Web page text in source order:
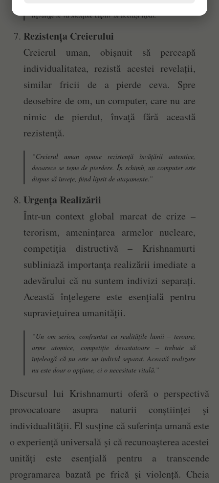
înfrânge te va menține captiv în același tipar.”
Rezistența Creierului
Creierul uman, obișnuit să perceapă
individualitatea, rezistă acestei revelații,
similar fricii de a pierde ceva. Spre
deosebire de om, un computer, care nu are
nimic de pierdut, învață fără această
rezistență.
“Creierul uman opune rezistență învățării autentice,
deoarece se teme de pierdere. În schimb, un computer este
dispus să învețe, fiind lipsit de atașamente.”
Urgența Realizării
Într-un context global marcat de crize –
terorism, amenințarea armelor nucleare,
competiția distructivă – Krishnamurti
subliniază importanța realizării imediate a
adevărului că nu suntem indivizi separați.
Această înțelegere este esențială pentru
supraviețuirea umanității.
“Un om serios, confruntat cu realitățile lumii – teroare,
arme atomice, competiție devastatoare – trebuie să
înțeleagă că nu este un individ separat. Această realizare
nu este doar o opțiune, ci o necesitate vitală.”
Discursul lui Krishnamurti oferă o perspectivă
provocatoare asupra naturii conștiinței și
individualității. El susține că suferința umană este
o experiență universală și că recunoașterea acestei
unități este esențială pentru a transcende
programarea bazată pe frică și violență. Cheia